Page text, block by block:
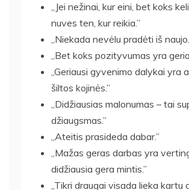
„Jei nežinai, kur eini, bet koks
nuves ten, kur reikia.”
„Niekada nevėlu pradėti iš
„Bet koks pozityvumas yra
„Geriausi gyvenimo dalykai yra
šiltos kojinės.”
„Didžiausias malonumas – tai
džiaugsmas.”
„Ateitis prasideda dabar.”
„Mažas geras darbas yra
didžiausia gera mintis.”
„Tikri draugai visada lieka kartu